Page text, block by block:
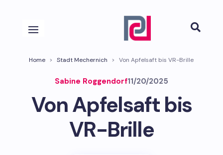

Home > Stadt Mechernich > Von Apfelsaft bis VR-Brille
Sabine Roggendorf11/20/2025
Von Apfelsaft bis
VR-Brille